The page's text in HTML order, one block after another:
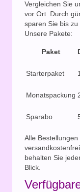
Vergleichen Sie
vor Ort. Durch
sparen Sie bis zu
Unsere Pakete:
Paket
Starterpaket
Monatspackung
Sparabo
Alle
behalten Sie
Blick.